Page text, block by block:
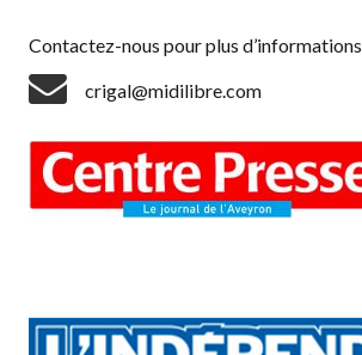
Contactez-nous pour plus d’informations
crigal@midilibre.com